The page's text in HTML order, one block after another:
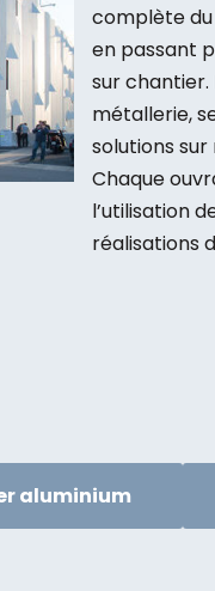
complète du
en passant
sur
métallerie,
solutions
Chaque
l’utilisation
réalisations
aluminium